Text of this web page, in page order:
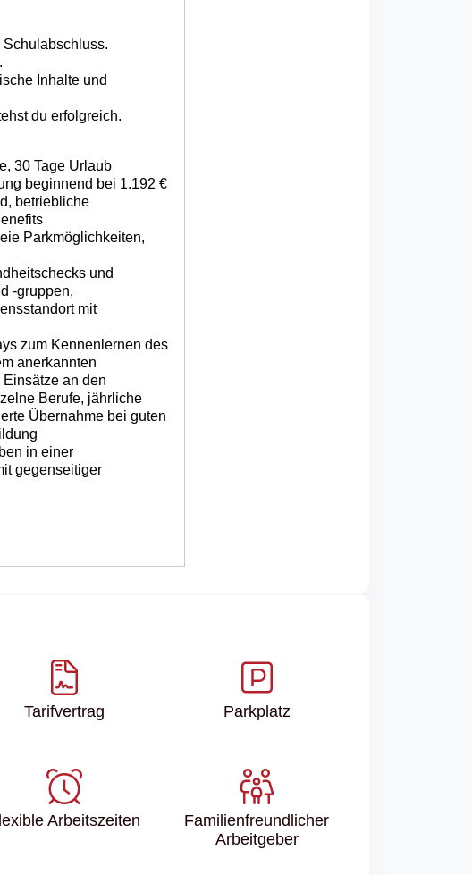
Inhalte und
du erfolgreich.
30 Tage Urlaub
beginnend bei 1.192 €
betriebliche
Parkmöglichkeiten,
und
-gruppen,
mit
zum Kennenlernen des
anerkannten
an den
Berufe, jährliche
Übernahme bei guten
in einer
gegenseitiger
Tarifvertrag Parkplatz
Arbeitszeiten
Familien­freundlicher
Arbeitgeber